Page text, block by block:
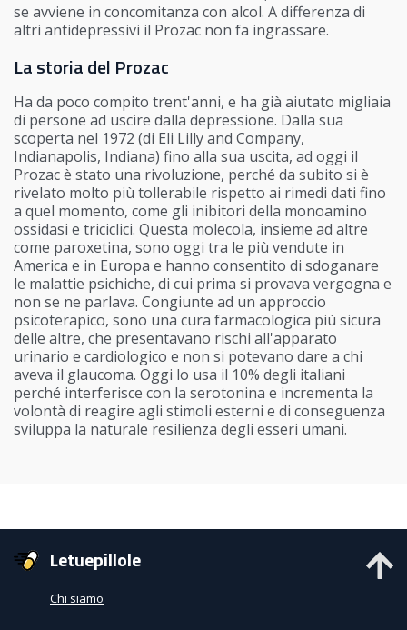
se avviene in concomitanza con alcol. A differenza di
altri antidepressivi il Prozac non fa ingrassare.
La storia del Prozac
Ha da poco compito trent'anni, e ha già aiutato migliaia
di persone ad uscire dalla depressione. Dalla sua
scoperta nel 1972 (di Eli Lilly and Company,
Indianapolis, Indiana) fino alla sua uscita, ad oggi il
Prozac è stato una rivoluzione, perché da subito si è
rivelato molto più tollerabile rispetto ai rimedi dati fino
a quel momento, come gli inibitori della monoamino
ossidasi e triciclici. Questa molecola, insieme ad altre
come paroxetina, sono oggi tra le più vendute in
America e in Europa e hanno consentito di sdoganare
le malattie psichiche, di cui prima si provava vergogna e
non se ne parlava. Congiunte ad un approccio
psicoterapico, sono una cura farmacologica più sicura
delle altre, che presentavano rischi all'apparato
urinario e cardiologico e non si potevano dare a chi
aveva il glaucoma. Oggi lo usa il 10% degli italiani
perché interferisce con la serotonina e incrementa la
volontà di reagire agli stimoli esterni e di conseguenza
sviluppa la naturale resilienza degli esseri umani.
Letuepillole
Chi siamo